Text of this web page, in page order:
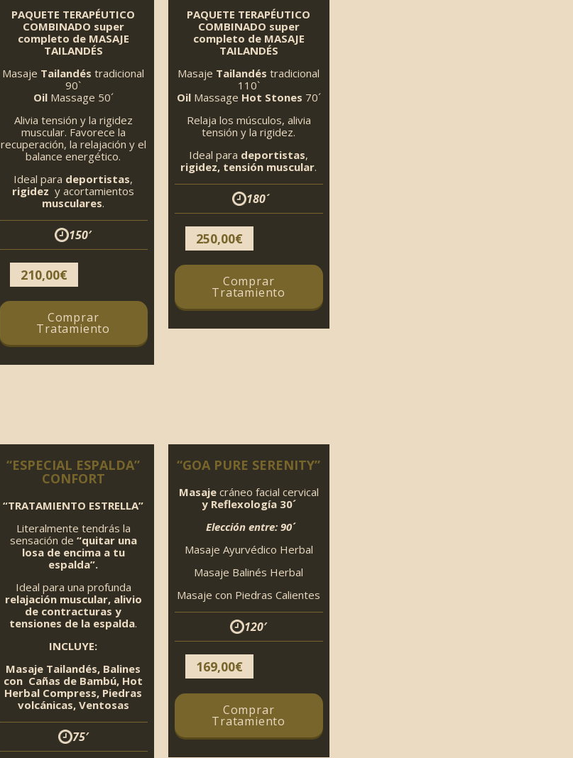
PAQUETE TERAPÉUTICO
COMBINADO super
completo de MASAJE
TAILANDÉS
Masaje Tailandés tradicional
90`
Oil Massage 50´
Alivia tensión y la rigidez
muscular. Favorece la
recuperación, la relajación y el
balance energético.
Ideal para deportistas,
rigidez y acortamientos
musculares.
150′
210,00€
Comprar
Tratamiento
PAQUETE TERAPÉUTICO
COMBINADO super
completo de MASAJE
TAILANDÉS
Masaje Tailandés tradicional
110`
Oil Massage Hot Stones 70´
Relaja los músculos, alivia
tensión y la rigidez.
Ideal para deportistas,
rigidez, tensión muscular.
180´
250,00€
Comprar
Tratamiento
“ESPECIAL ESPALDA”
CONFORT
“TRATAMIENTO ESTRELLA”
Literalmente tendrás la
sensación de “quitar una
losa de encima a tu
espalda”.
Ideal para una profunda
relajación muscular, alivio
de contracturas y
tensiones de la espalda.
INCLUYE:
Masaje Tailandés, Balines
con Cañas de Bambú, Hot
Herbal Compress, Piedras
volcánicas, Ventosas
75′
“GOA PURE SERENITY”
Masaje cráneo facial cervical
y Reflexología 30´
Elección entre: 90´
Masaje Ayurvédico Herbal
Masaje Balinés Herbal
Masaje con Piedras Calientes
120′
169,00€
Comprar
Tratamiento